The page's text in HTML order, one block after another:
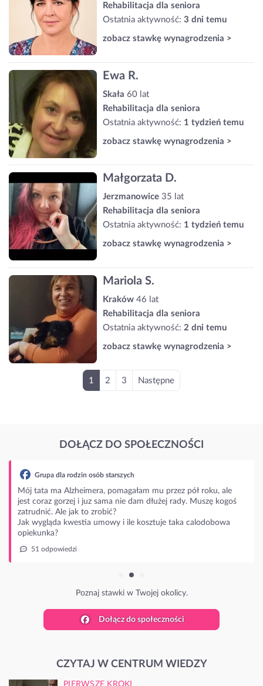
Rehabilitacja dla seniora
Ostatnia aktywność: 3 dni temu
zobacz stawkę wynagrodzenia >
Ewa R.
Skała 60 lat
Rehabilitacja dla seniora
Ostatnia aktywność: 1 tydzień temu
zobacz stawkę wynagrodzenia >
Małgorzata D.
Jerzmanowice 35 lat
Rehabilitacja dla seniora
Ostatnia aktywność: 1 tydzień temu
zobacz stawkę wynagrodzenia >
Mariola S.
Kraków 46 lat
Rehabilitacja dla seniora
Ostatnia aktywność: 2 dni temu
zobacz stawkę wynagrodzenia >
1 2 3 Następne
DOŁĄCZ DO SPOŁECZNOŚCI
Grupa dla rodzin osób starszych
Mój tata ma Alzheimera, pomagałam mu przez pół roku, ale
jest coraz gorzej i juz sama nie dam dłużej rady. Muszę kogoś
zatrudnić. Ale jak to zrobić?
Jak wygląda kwestia umowy i ile kosztuje taka calodobowa
opiekunka?
51 odpowiedzi
Poznaj stawki w Twojej okolicy.
Dołącz do społeczności
CZYTAJ W CENTRUM WIEDZY
PIERWSZE KROKI